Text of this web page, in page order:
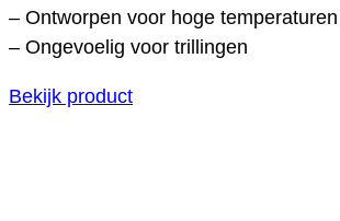
– Ontworpen voor hoge temperaturen
– Ongevoelig voor trillingen
Bekijk product